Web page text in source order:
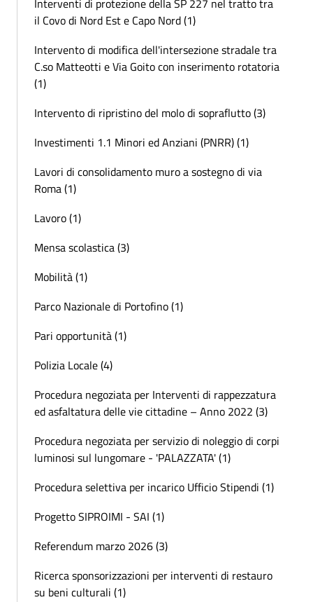
il Covo di Nord Est e Capo Nord (1)
Intervento di modifica dell'intersezione stradale tra
C.so Matteotti e Via Goito con inserimento rotatoria
(1)
Intervento di ripristino del molo di sopraflutto (3)
Investimenti 1.1 Minori ed Anziani (PNRR) (1)
Lavori di consolidamento muro a sostegno di via
Roma (1)
Lavoro (1)
Mensa scolastica (3)
Mobilità (1)
Parco Nazionale di Portofino (1)
Pari opportunità (1)
Polizia Locale (4)
Procedura negoziata per Interventi di rappezzatura
ed asfaltatura delle vie cittadine – Anno 2022 (3)
Procedura negoziata per servizio di noleggio di corpi
luminosi sul lungomare - 'PALAZZATA' (1)
Procedura selettiva per incarico Ufficio Stipendi (1)
Progetto SIPROIMI - SAI (1)
Referendum marzo 2026 (3)
Ricerca sponsorizzazioni per interventi di restauro
su beni culturali (1)